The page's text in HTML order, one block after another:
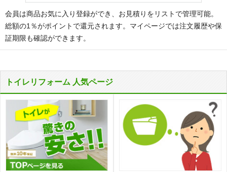
会員は商品お気に入り登録ができ、お見積りをリストで管理可能。
総額の1％がポイントで還元されます。マイページでは注文履歴や保
証期限も確認ができます。
トイレリフォーム 人気ページ